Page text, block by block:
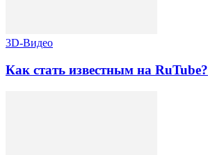
3D-Видео
Как стать известным на RuTube?